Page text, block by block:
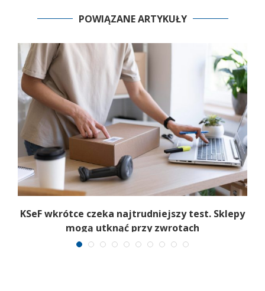
POWIĄZANE ARTYKUŁY
KSeF wkrótce czeka najtrudniejszy test. Sklepy
mogą utknąć przy zwrotach